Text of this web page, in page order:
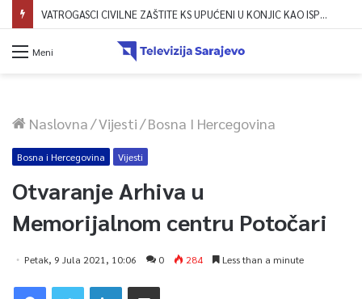
VATROGASCI CIVILNE ZAŠTITE KS UPUĆENI U KONJIC KAO ISPOMOĆ U GAŠENJU POŽARA
Meni
Naslovna/Vijesti/Bosna I Hercegovina
Bosna i Hercegovina Vijesti
Otvaranje Arhiva u
Memorijalnom centru Potočari
Petak, 9 Jula 2021, 10:06 0 284 Less than a minute